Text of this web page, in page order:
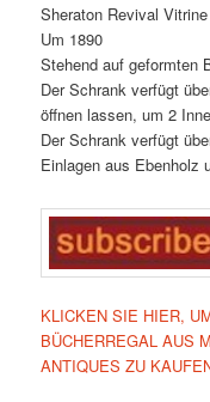
Sheraton Revival
Um 1890
Stehend auf geformten
Der Schrank verfügt
öffnen lassen, um 2
Der Schrank verfügt
Einlagen aus Ebenholz
KLICKEN SIE HIER,
BÜCHERREGAL AUS
ANTIQUES ZU